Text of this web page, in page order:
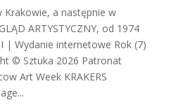
Krakowie, a następnie w
ARTYSTYCZNY, od 1974
| Wydanie internetowe Rok (7)
© Sztuka 2026 Patronat
Art Week KRAKERS